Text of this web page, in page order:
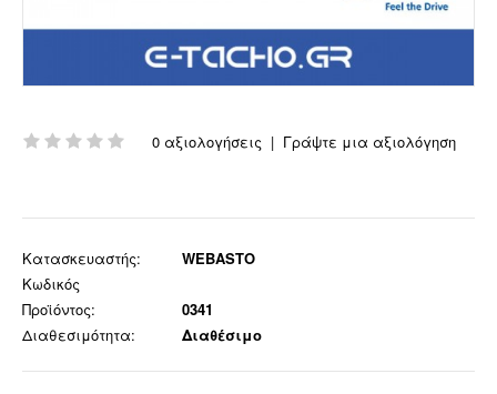
0 αξιολογήσεις | Γράψτε μια αξιολόγηση
Κατασκευαστής:
WEBASTO
Κωδικός
Προϊόντος:
0341
Διαθεσιμότητα:
Διαθέσιμο